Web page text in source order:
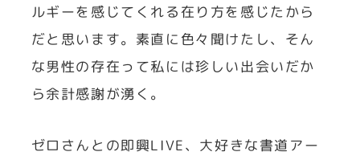
ルギーを感じてくれる在り方を感じたから
だと思います。素直に色々聞けたし、そん
な男性の存在って私には珍しい出会いだか
ら余計感謝が湧く。
ゼロさんとの即興LIVE、大好きな書道アー